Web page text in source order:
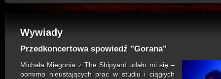
Wywiady
Przedkoncertowa spowiedź "Gorana"
Michała Miegonia z The Shipyard udało mi się –
pomimo nieustających prac w studiu i ciągłych